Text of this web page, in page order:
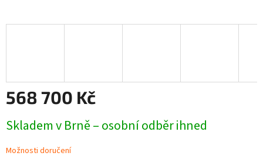
568 700 Kč
cena:
Skladem v Brně – osobní odběr ihned
Možnosti doručení